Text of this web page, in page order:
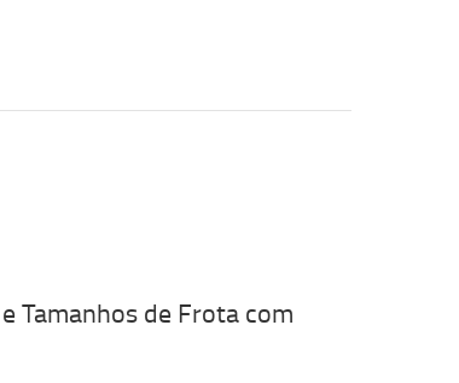
Tamanhos de Frota com